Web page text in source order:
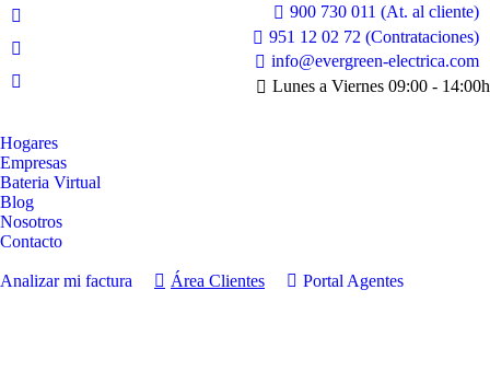
Facebook
page
opens
window
Instagram
page
new
window
Linkedin
opens
in
new
window
900 730 011 (At. al cliente)
951 12 02 72 (Contrataciones)
info@evergreen-electrica.com
Lunes a Viernes 09:00 - 14:00h
Hogares
Empresas
Bateria Virtual
Blog
Nosotros
Contacto
Analizar mi factura Área Clientes Portal Agentes